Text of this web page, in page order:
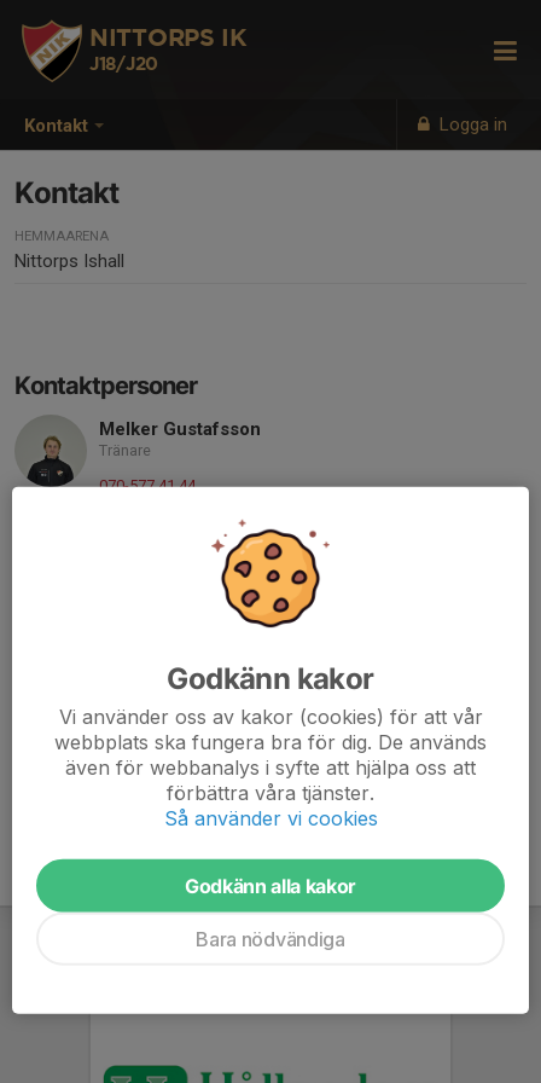
Kontakt Logga in
NITTORPS IK
J18/J20
Kontakt
HEMMAARENA
Nittorps Ishall
Kontaktpersoner
Melker Gustafsson
Tränare
070-577 41 44
Henrik Pettersson
Madelene Grönkvist
Lagledare J18
073-060 27 68
hedared@hotmail.com
Godkänn kakor
Vi använder oss av kakor (cookies) för att vår
webbplats ska fungera bra för dig. De används
även för webbanalys i syfte att hjälpa oss att
förbättra våra tjänster.
Så använder vi cookies
Godkänn alla kakor
Bara nödvändiga